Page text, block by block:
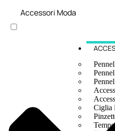
Ciglia
Accessori Moda